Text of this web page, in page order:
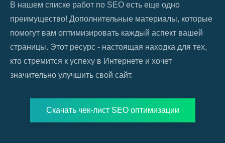
В нашем списке работ по SEO есть еще одно
преимущество! Дополнительные материалы, которые
помогут вам оптимизировать каждый аспект вашей
страницы. Этот ресурс - настоящая находка для тех,
кто стремится к успеху в Интернете и хочет
значительно улучшить свой сайт.
Скачать чек-лист SEO оптимизации